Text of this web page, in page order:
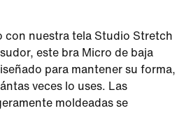
con nuestra tela Studio Stretch
este bra Micro de baja
para mantener su forma,
veces lo uses. Las
moldeadas se